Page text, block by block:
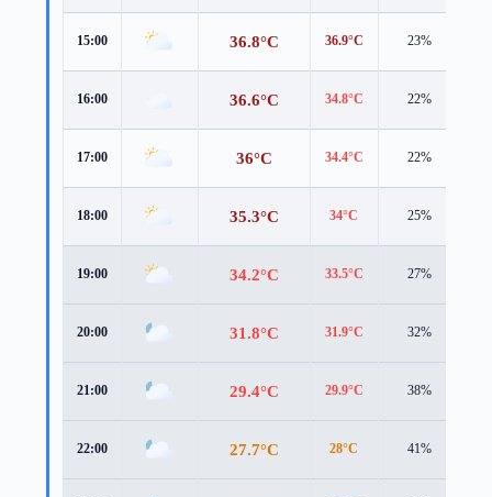
15:00 36.8°C 36.9°C 23%
16:00 36.6°C 34.8°C 22%
17:00 36°C 34.4°C 22%
18:00 35.3°C 34°C 25%
19:00 34.2°C 33.5°C 27%
20:00 31.8°C 31.9°C 32%
21:00 29.4°C 29.9°C 38%
22:00 27.7°C 28°C 41%